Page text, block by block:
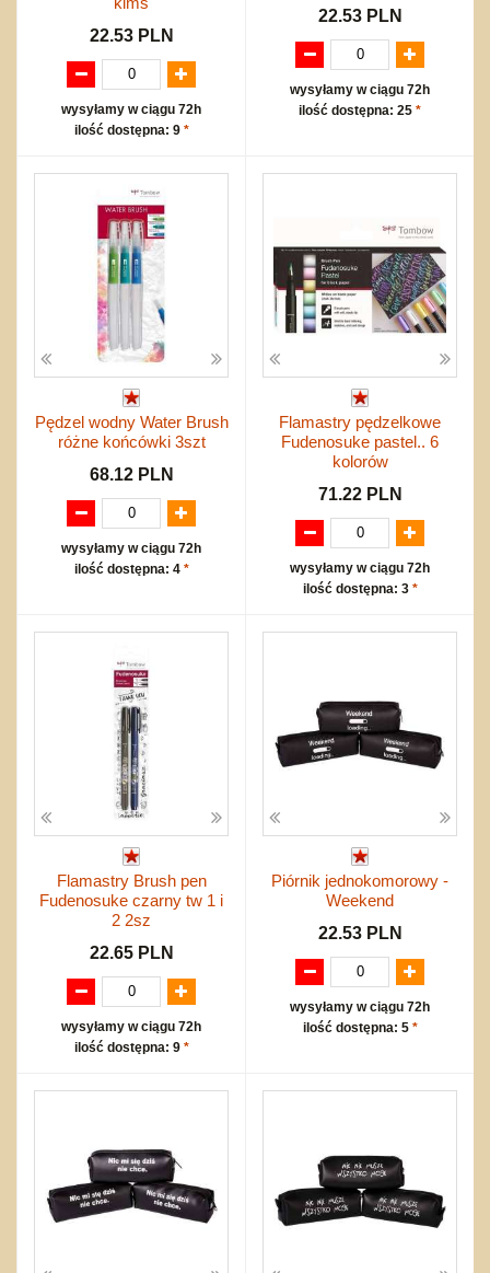
22.53 PLN
wysyłamy w ciągu 72h
ilość dostępna: 9 *
22.53 PLN
wysyłamy w ciągu 72h
ilość dostępna: 25 *
Pędzel wodny Water Brush
różne końcówki 3szt
68.12 PLN
wysyłamy w ciągu 72h
ilość dostępna: 4 *
Flamastry pędzelkowe
Fudenosuke pastel.. 6
kolorów
71.22 PLN
wysyłamy w ciągu 72h
ilość dostępna: 3 *
Flamastry Brush pen
Fudenosuke czarny tw 1 i
2 2sz
22.65 PLN
wysyłamy w ciągu 72h
ilość dostępna: 9 *
Piórnik jednokomorowy -
Weekend
22.53 PLN
wysyłamy w ciągu 72h
ilość dostępna: 5 *